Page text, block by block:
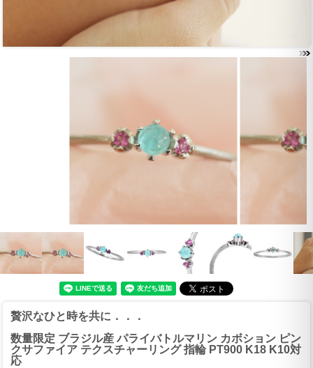
贅沢なひと時を共に．．．
数量限定 ブラジル産 パライバトルマリン カボション ピン
クサファイア テクスチャーリング 指輪 PT900 K18 K10対
応